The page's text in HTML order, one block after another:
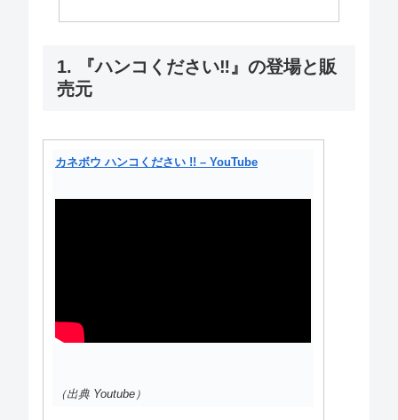
1. 『ハンコください‼』の登場と販
売元
カネボウ ハンコください !! – YouTube
（出典 Youtube）